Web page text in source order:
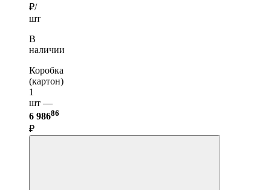
₽/
шт
В
наличии
Коробка
(картон)
1
шт —
6 98686
₽